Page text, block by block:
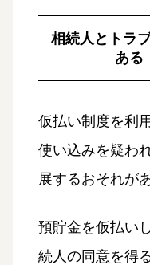
相続人とトラ
ある
仮払い制度を利
使い込みを疑わ
展するおそれが
預貯金を仮払い
続人の同意を得